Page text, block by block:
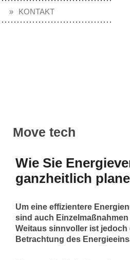
KONTAKT
Move tech
Wie Sie
ganzheitlich
Um eine effizientere
sind auch
Weitaus sinnvoller ist jedoch
Betrachtung des